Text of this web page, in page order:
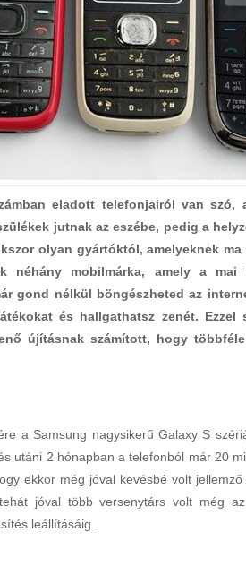
eladott telefonjairól van szó,
jutnak az eszébe, pedig a
olyan gyártóktól, amelyeknek ma
mobilmárka, amely a mai
gond nélkül böngészheted az
és hallgathatsz zenét.
újításnak számított, hogy
a Samsung nagysikerű Galaxy S
utáni 2 hónapban a telefonból már 20
ekkor még jóval kevésbé volt
jóval több versenytárs volt még
leállításáig.